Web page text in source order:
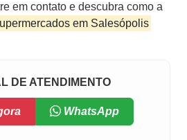
em contato e descubra como a
em Salesópolis
DE ATENDIMENTO
WhatsApp